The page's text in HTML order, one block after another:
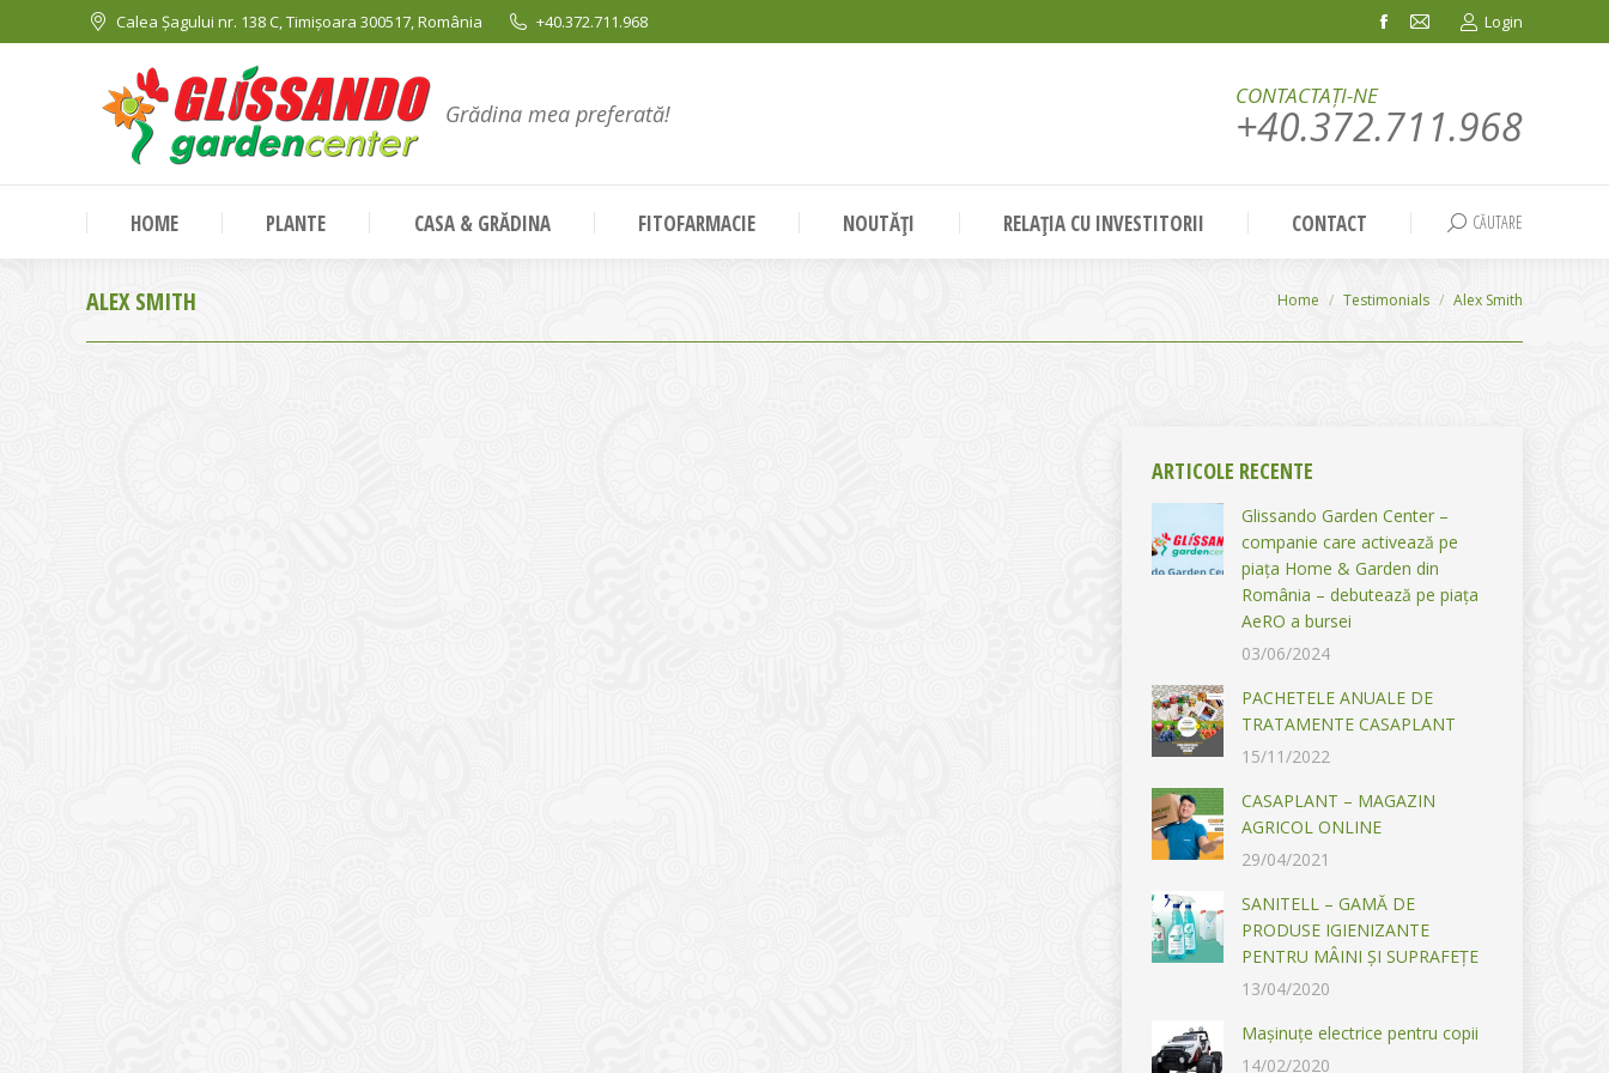
Calea Șagului nr. 138 C, Timișoara 300517, România +40.372.711.968
Facebook
in
window
Mail
in
window
Login
Grădina mea preferată!
CONTACTAȚI-NE
+40.372.711.968
HOME PLANTE CASA & GRĂDINA FITOFARMACIE NOUTĂȚI RELAȚIA CU INVESTITORII CONTACT Search:
CĂUTARE
ALEX SMITH You are here:
Home Testimonials Alex Smith
ARTICOLE RECENTE
Glissando Garden Center –
companie care activează pe
piața Home & Garden din
România – debutează pe piața
AeRO a bursei
03/06/2024
PACHETELE ANUALE DE
TRATAMENTE CASAPLANT
15/11/2022
CASAPLANT – MAGAZIN
AGRICOL ONLINE
29/04/2021
SANITELL – GAMĂ DE
PRODUSE IGIENIZANTE
PENTRU MÂINI ȘI SUPRAFEȚE
13/04/2020
Mașinuțe electrice pentru copii
14/02/2020